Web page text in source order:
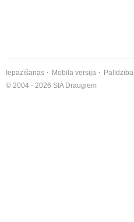
Iepazīšanās Mobilā versija Palīdzība
© 2004 - 2026 SIA Draugiem